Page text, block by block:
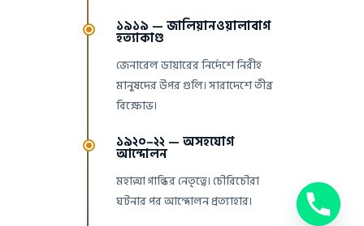
১৯১৯ — জালিয়ানওয়ালাবাগ
হত্যাকাণ্ড
জেনারেল ডায়ারের নির্দেশে নিরীহ
মানুষদের উপর গুলি। সারাদেশে তীব্র
বিক্ষোভ।
১৯২০–২২ — অসহযোগ
আন্দোলন
মহাত্মা গান্ধির নেতৃত্বে। চৌরিচৌরা
ঘটনার পর আন্দোলন প্রত্যাহার।